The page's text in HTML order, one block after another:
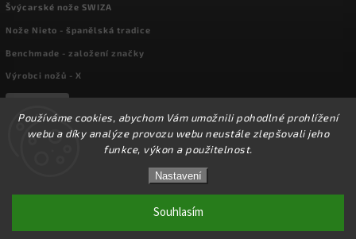
Používáme cookies, abychom Vám umožnili pohodlné prohlížení
webu a díky analýze provozu webu neustále zlepšovali jeho
funkce, výkon a použitelnost.
Nastavení
Souhlasím
☀️Ve dnech 3-14.8 2026 máme zavřeno z důvodu
DOVOLENÉ. Eshop zůstává v provozu, objednávky
budeme zpracovávat v pondělí 17.8.2026. Děkujeme za
pochopení.☀️
Švýcarské nože SWIZA
Nože Nieto - španělská tradice
Benchmade - založení značky
Výrobci nožů - X
Upravit nastavení cookies